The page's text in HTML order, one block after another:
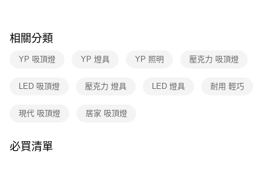
１．於結帳方式選擇「AFTEE先享後付」後，將跳轉至「AFTEE先享後付」
２．訂單成立數日內，您將收到繳費通知簡訊。
３．收到繳費通知簡訊後14天內，點擊此簡訊中的連結，可透過四大超商／
※ 請注意：結帳手續完成當下不需立刻繳費，但若您需要取消訂單，請聯絡
※ 交易是否成功請以「AFTEE先享後付 」之結帳頁面顯示為準，若有關於
新竹貨運宅配
相關分類
YP 吸頂燈 YP 燈具 YP 照明 壓克力 吸頂燈
LED 吸頂燈 壓克力 燈具 LED 燈具 耐用 輕巧
現代 吸頂燈 居家 吸頂燈
必買清單